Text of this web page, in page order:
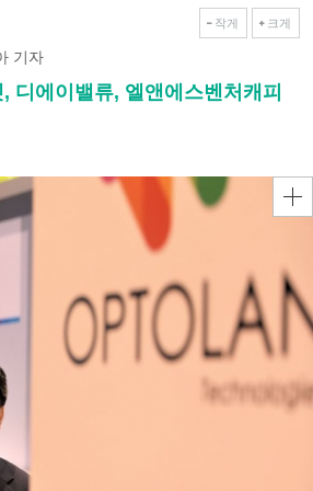
작게 크게
기자
디에이밸류, 엘앤에스벤처캐피